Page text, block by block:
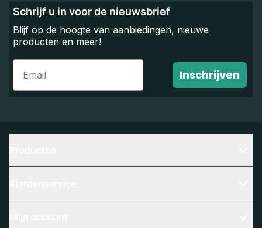
Schrijf u in voor de nieuwsbrief
Blijf op de hoogte van aanbiedingen, nieuwe
producten en meer!
Email
Inschrijven